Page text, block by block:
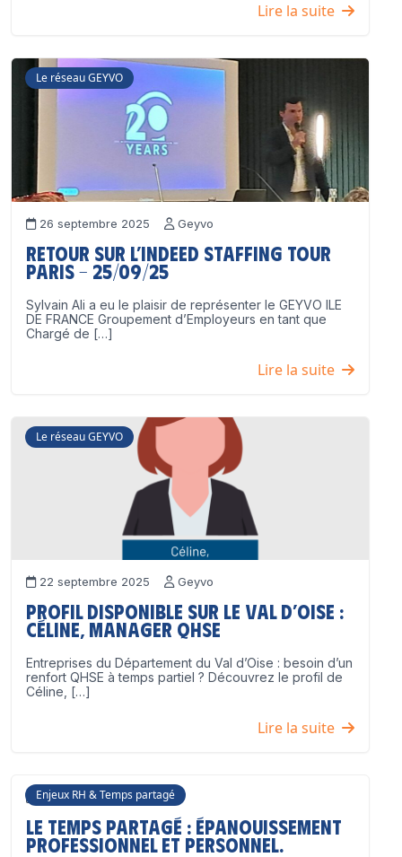
Lire la suite
Le réseau GEYVO
26 septembre 2025 Geyvo
Retour sur l’Indeed Staffing Tour
Paris – 25/09/25
Sylvain Ali a eu le plaisir de représenter le GEYVO ILE
DE FRANCE Groupement d’Employeurs en tant que
Chargé de […]
Lire la suite
Le réseau GEYVO
22 septembre 2025 Geyvo
Profil disponible sur le Val d’Oise :
Céline, Manager QHSE
Entreprises du Département du Val d’Oise : besoin d’un
renfort QHSE à temps partiel ? Découvrez le profil de
Céline, […]
Lire la suite
Enjeux RH & Temps partagé
17 juillet 2025 Geyvo
Le temps partagé : épanouissement
professionnel ET personnel.